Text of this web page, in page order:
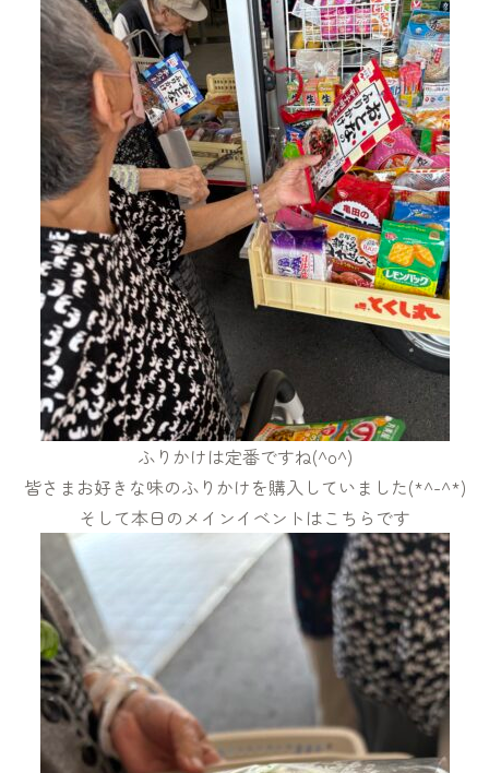
ふりかけは定番ですね(^o^)
皆さまお好きな味のふりかけを購入していました(*^-^*)
そして本日のメインイベントはこちらです